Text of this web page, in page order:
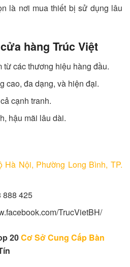
là nơi mua thiết bị sử dụng lâu
hàng Trúc Việt
từ các thương hiệu hàng đầu.
cao, đa dạng, và hiện đại.
cạnh tranh.
hậu mãi lâu dài.
Hà Nội, Phường Long Bình, TP.
888 425
TrucVietBH/
20Cơ Sở Cung Cấp Bàn